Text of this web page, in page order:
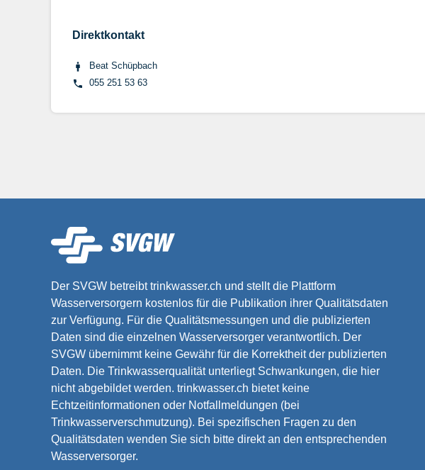
Direktkontakt
Beat Schüpbach
055 251 53 63
Der SVGW betreibt trinkwasser.ch und stellt die Plattform
Wasserversorgern kostenlos für die Publikation ihrer Qualitätsdaten
zur Verfügung. Für die Qualitätsmessungen und die publizierten
Daten sind die einzelnen Wasserversorger verantwortlich. Der
SVGW übernimmt keine Gewähr für die Korrektheit der publizierten
Daten. Die Trinkwasserqualität unterliegt Schwankungen, die hier
nicht abgebildet werden. trinkwasser.ch bietet keine
Echtzeitinformationen oder Notfallmeldungen (bei
Trinkwasserverschmutzung). Bei spezifischen Fragen zu den
Qualitätsdaten wenden Sie sich bitte direkt an den entsprechenden
Wasserversorger.